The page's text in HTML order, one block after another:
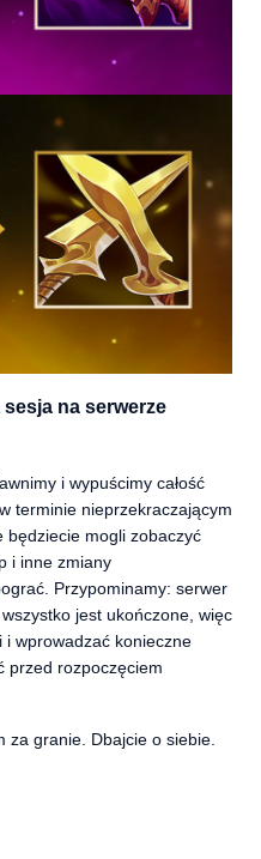
na serwerze
i wypuścimy całość
terminie nieprzekraczającym
będziecie mogli zobaczyć
i inne zmiany
Przypominamy: serwer
jest ukończone, więc
i wprowadzać konieczne
przed rozpoczęciem
za granie. Dbajcie o siebie.